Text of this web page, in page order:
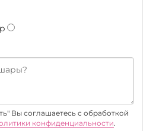
Вы соглашаетесь c обработкой
конфиденциальности.